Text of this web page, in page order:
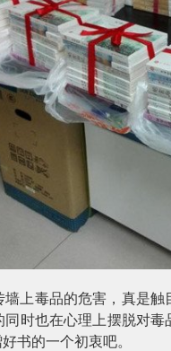
墙上毒品的危害，真是
时也在心理上摆脱对
书的一个初衷吧。